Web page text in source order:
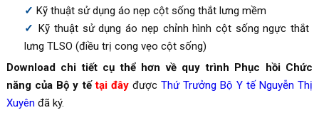
Kỹ thuật sử dụng áo nẹp cột sống thắt lưng mềm
Kỹ thuật sử dụng áo nẹp chỉnh hình cột sống ngực thắt
lưng TLSO (điều trị cong vẹo cột sống)
Download chi tiết cụ thể hơn về quy trình Phục hồi Chức
năng của Bộ y tế tại đâyđượcThứ Trưởng Bộ Y tế Nguyễn Thị
Xuyên đã ký.